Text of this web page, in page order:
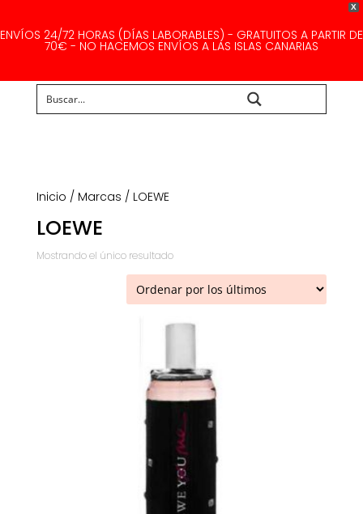
X
ENVÍOS 24/72 HORAS (DÍAS LABORABLES) - GRATUITOS A PARTIR DE
70€ - NO HACEMOS ENVÍOS A LAS ISLAS CANARIAS
Inicio / Marcas / LOEWE
LOEWE
Mostrando el único resultado